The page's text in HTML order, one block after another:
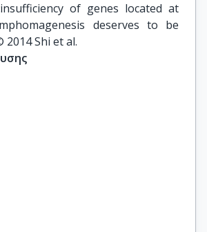
of genes located at
deserves to be
Shi et al.